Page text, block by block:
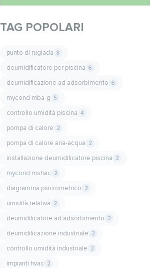
TAG POPOLARI
punto di rugiada 8
deumidificatore per piscina 6
deumidificazione ad adsorbimento 6
mycond mba-g 5
controllo umidità piscina 4
pompa di calore 2
pompa di calore aria-acqua 2
installazione deumidificatore piscina 2
mycond mshac 2
diagramma psicrometrico 2
umidità relativa 2
deumidificatore ad adsorbimento 2
deumidificazione industriale 2
controllo umidità industriale 2
impianti hvac 2